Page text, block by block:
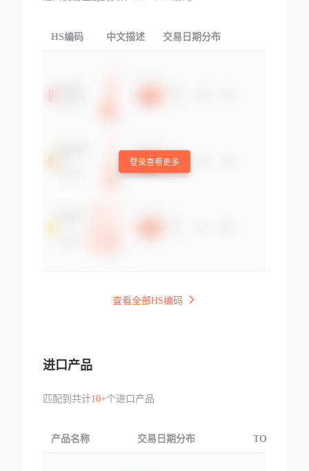
HS编码 中文描述 交易日期分布
登录查看更多
查看全部HS编码
进口产品
匹配到共计10+个进口产品
产品名称 交易日期分布 TOP3交易国